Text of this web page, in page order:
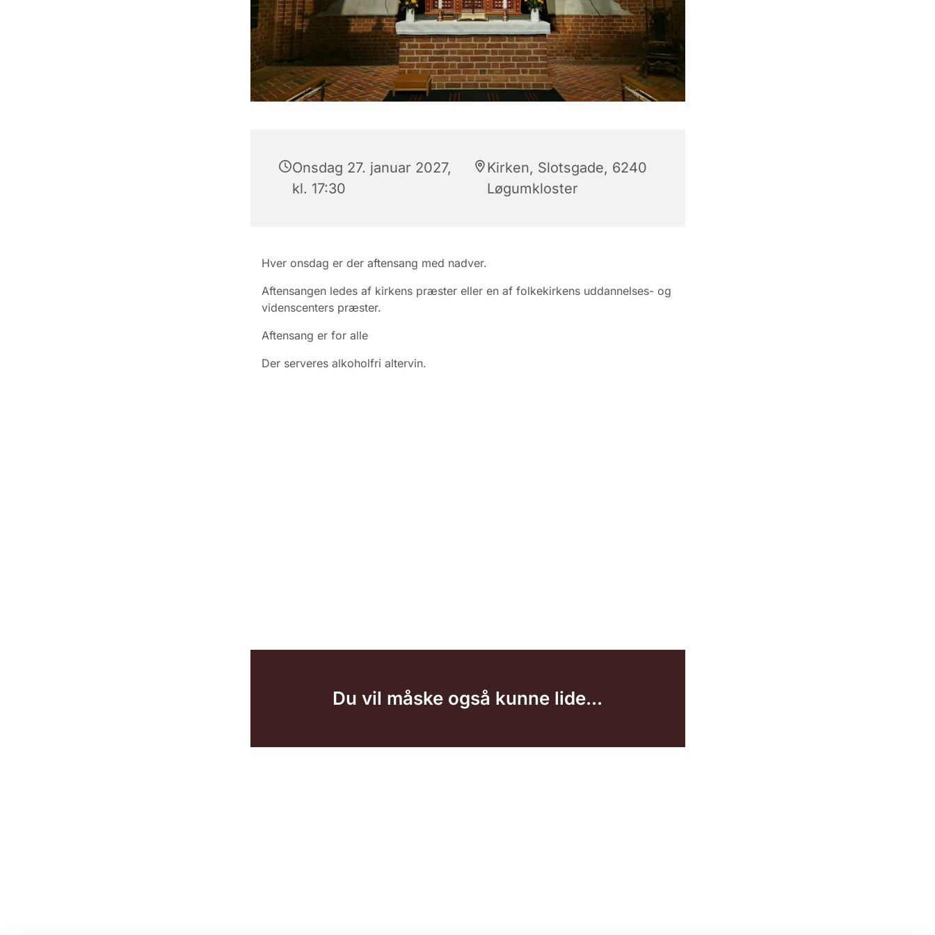
Onsdag 27. januar 2027,
kl. 17:30
Kirken, Slotsgade, 6240
Løgumkloster
Hver onsdag er der aftensang med nadver.
Aftensangen ledes af kirkens præster eller en af folkekirkens uddannelses- og
videnscenters præster.
Aftensang er for alle
Der serveres alkoholfri altervin.
Du vil måske også kunne lide...